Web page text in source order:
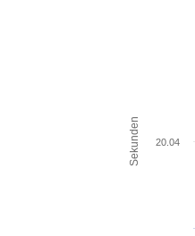
Sekunden 20.04